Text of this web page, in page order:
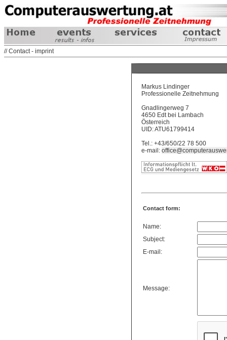
// Contact - imprint
Markus Lindinger
Professionelle Zeitnehmung
Gnadlingerweg 7
4650 Edt bei Lambach
Österreich
UID: ATU61799414
Tel.: +43/650/22 78 500
e-mail:
Contact form:
Name:
Subject:
E-mail:
Message: